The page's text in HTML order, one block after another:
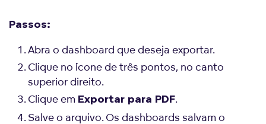
Passos:
Abra o dashboard que deseja exportar.
Clique no ícone de três pontos, no canto
superior direito.
Clique em Exportar para PDF.
Salve o arquivo. Os dashboards salvam o